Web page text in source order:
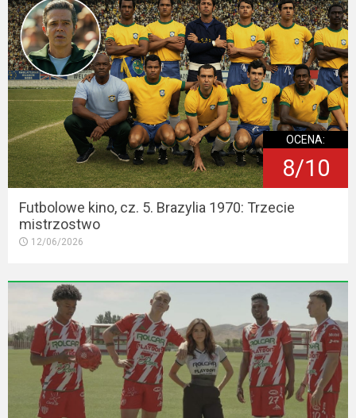
OCENA:
8/10
Futbolowe kino, cz. 5. Brazylia 1970: Trzecie
mistrzostwo
12/06/2026